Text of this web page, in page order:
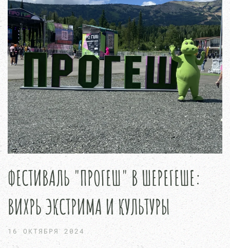
ФЕСТИВАЛЬ "ПРОГЕШ" В ШЕРЕГЕШЕ:
ВИХРЬ ЭКСТРИМА И КУЛЬТУРЫ
16 ОКТЯБРЯ 2024